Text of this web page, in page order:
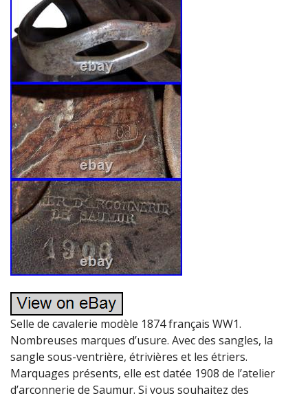
Selle de cavalerie modèle 1874 français WW1.
Nombreuses marques d’usure. Avec des sangles, la
sangle sous-ventrière, étrivières et les étriers.
Marquages présents, elle est datée 1908 de l’atelier
d’arconnerie de Saumur. Si vous souhaitez des